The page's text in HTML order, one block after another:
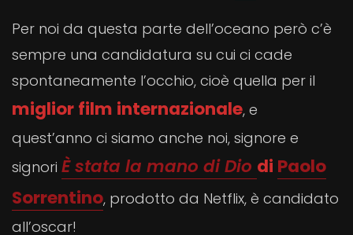
Per noi da questa parte dell’oceano però c’è
sempre una candidatura su cui ci cade
spontaneamente l’occhio, cioè quella per il
miglior film internazionale, e
quest’anno ci siamo anche noi, signore e
signori È stata la mano di Dio di Paolo
Sorrentino, prodotto da Netflix, è candidato
all’oscar!